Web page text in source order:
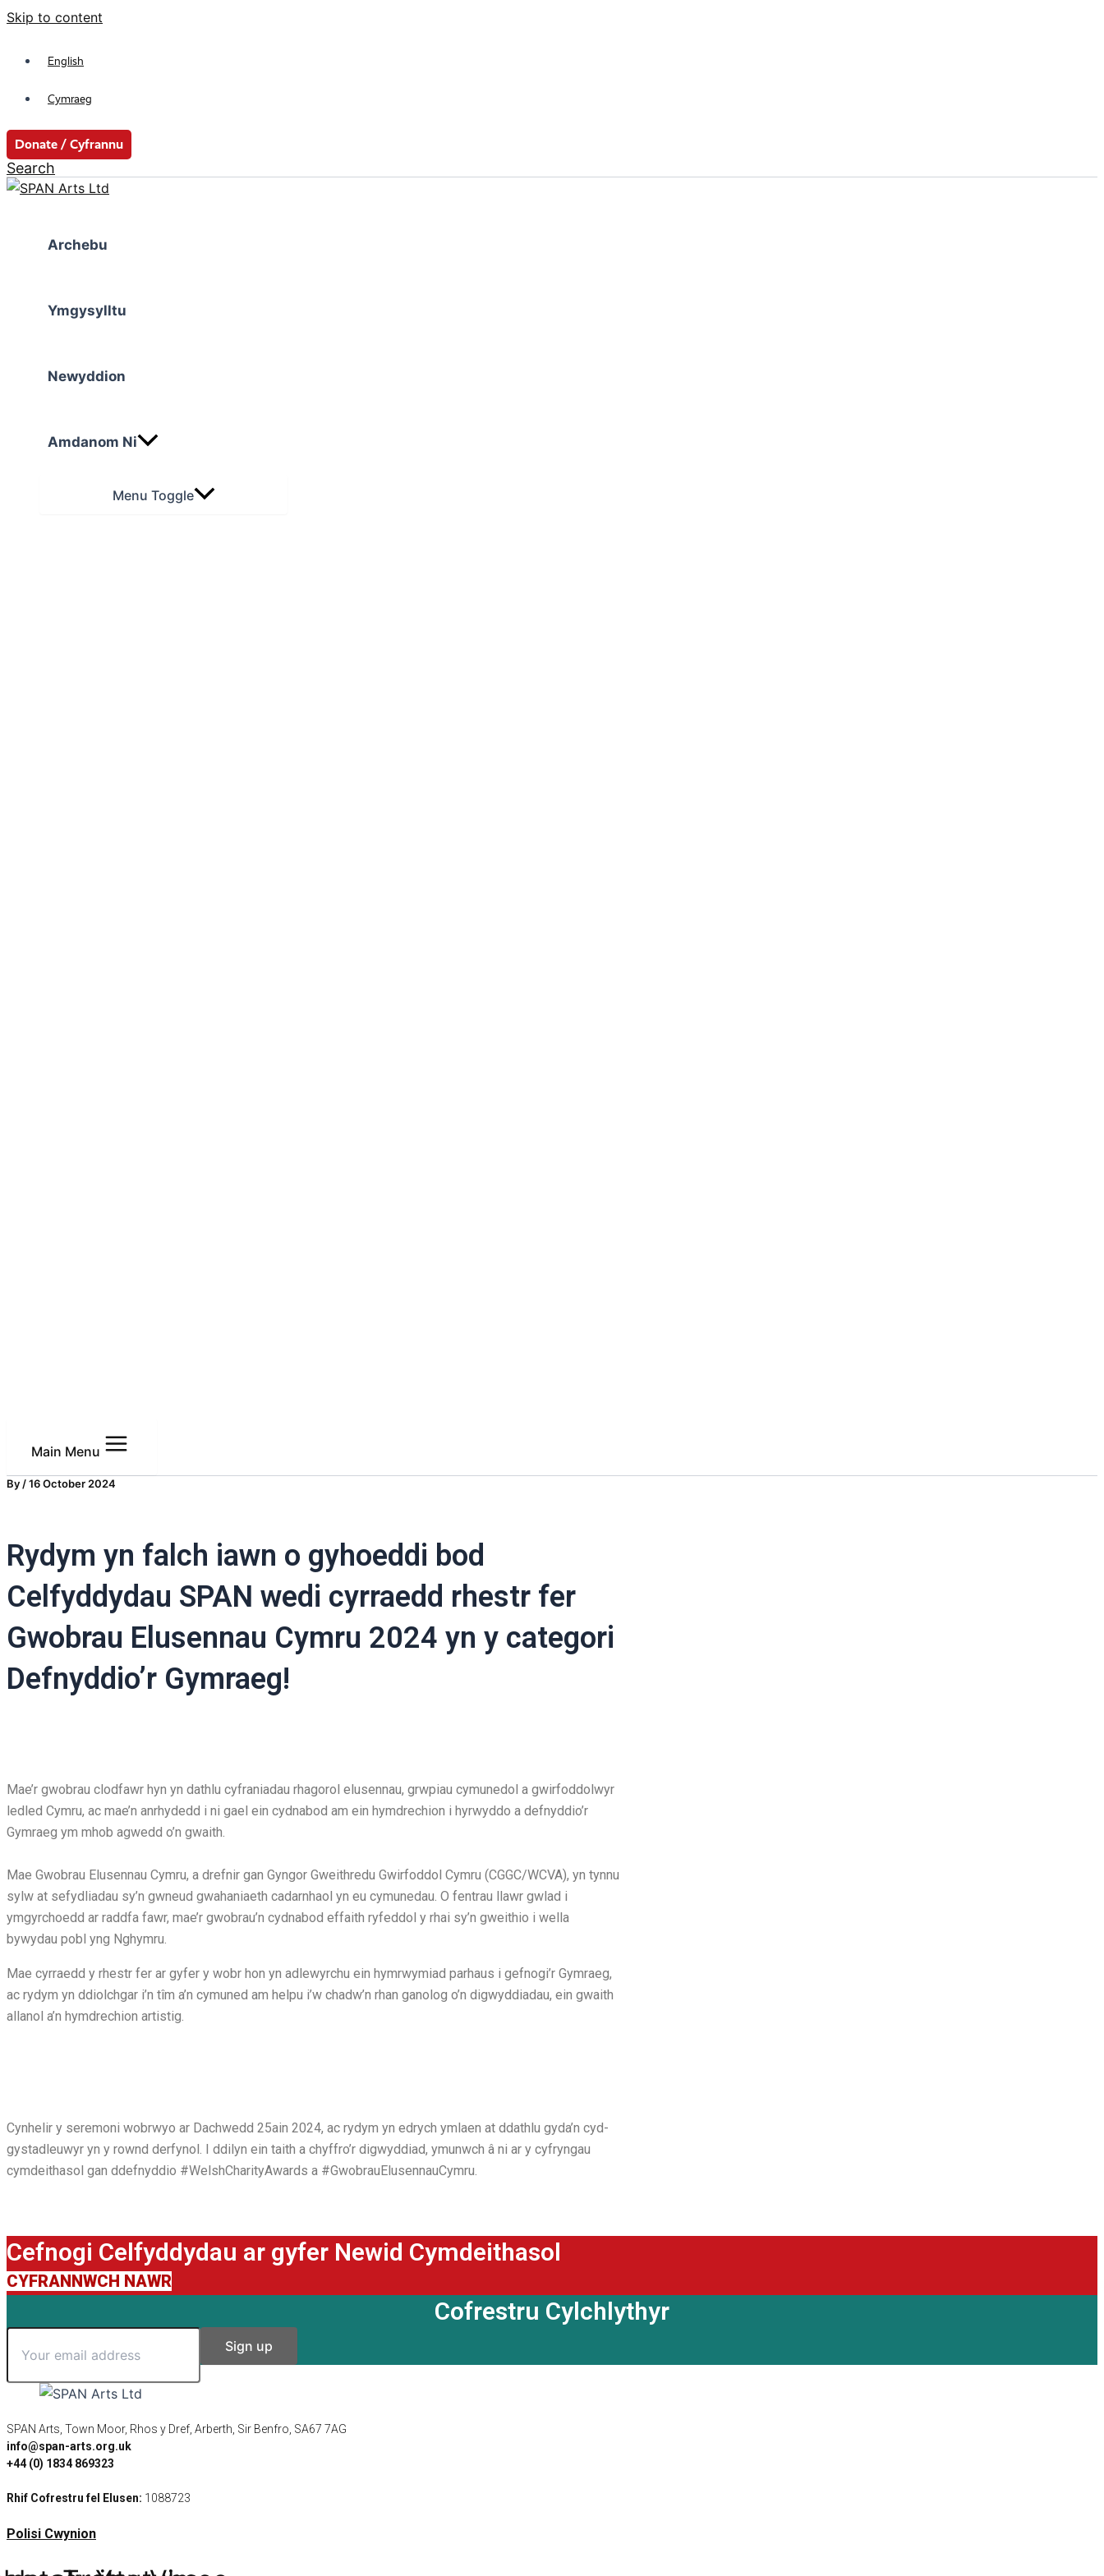
Skip to content
English
Cymraeg
Donate / Cyfrannu
Search
Archebu
Ymgysylltu
Newyddion
Amdanom Ni
Menu Toggle
Main Menu
By /16 October 2024
Rydym yn falch iawn o gyhoeddi bod
Celfyddydau SPAN wedi cyrraedd rhestr fer
Gwobrau Elusennau Cymru 2024 yn y categori
Defnyddio’r Gymraeg!
Mae’r gwobrau clodfawr hyn yn dathlu cyfraniadau rhagorol elusennau, grwpiau cymunedol a gwirfoddolwyr
ledled Cymru, ac mae’n anrhydedd i ni gael ein cydnabod am ein hymdrechion i hyrwyddo a defnyddio’r
Gymraeg ym mhob agwedd o’n gwaith.
Mae Gwobrau Elusennau Cymru, a drefnir gan Gyngor Gweithredu Gwirfoddol Cymru (CGGC/WCVA), yn tynnu
sylw at sefydliadau sy’n gwneud gwahaniaeth cadarnhaol yn eu cymunedau. O fentrau llawr gwlad i
ymgyrchoedd ar raddfa fawr, mae’r gwobrau’n cydnabod effaith ryfeddol y rhai sy’n gweithio i wella
bywydau pobl yng Nghymru.
Mae cyrraedd y rhestr fer ar gyfer y wobr hon yn adlewyrchu ein hymrwymiad parhaus i gefnogi’r Gymraeg,
ac rydym yn ddiolchgar i’n tîm a’n cymuned am helpu i’w chadw’n rhan ganolog o’n digwyddiadau, ein gwaith
allanol a’n hymdrechion artistig.
Cynhelir y seremoni wobrwyo ar Dachwedd 25ain 2024, ac rydym yn edrych ymlaen at ddathlu gyda’n cyd-
gystadleuwyr yn y rownd derfynol. I ddilyn ein taith a chyffro’r digwyddiad, ymunwch â ni ar y cyfryngau
cymdeithasol gan ddefnyddio #WelshCharityAwards a #GwobrauElusennauCymru.
Cefnogi Celfyddydau ar gyfer Newid Cymdeithasol
CYFRANNWCH NAWR
Cofrestru Cylchlythyr
SPAN Arts, Town Moor, Rhos y Dref, Arberth, Sir Benfro, SA67 7AG
info@span-arts.org.uk
+44 (0) 1834 869323
Rhif Cofrestru fel Elusen: 1088723
Polisi Cwynion